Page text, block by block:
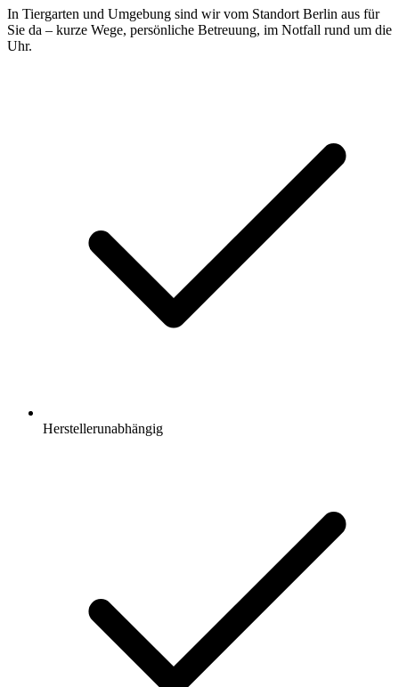
In Tiergarten und Umgebung sind wir vom Standort Berlin aus für
Sie da – kurze Wege, persönliche Betreuung, im Notfall rund um die
Uhr.
Herstellerunabhängig